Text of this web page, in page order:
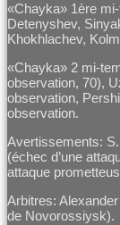
«Chayka» 1ère
Detenyshev,
Khokhlachev,
«Chayka» 2 mi-
observation, 70),
observation,
observation.
Avertissements:
(échec d’une
attaque
Arbitres:
de Novorossiysk).